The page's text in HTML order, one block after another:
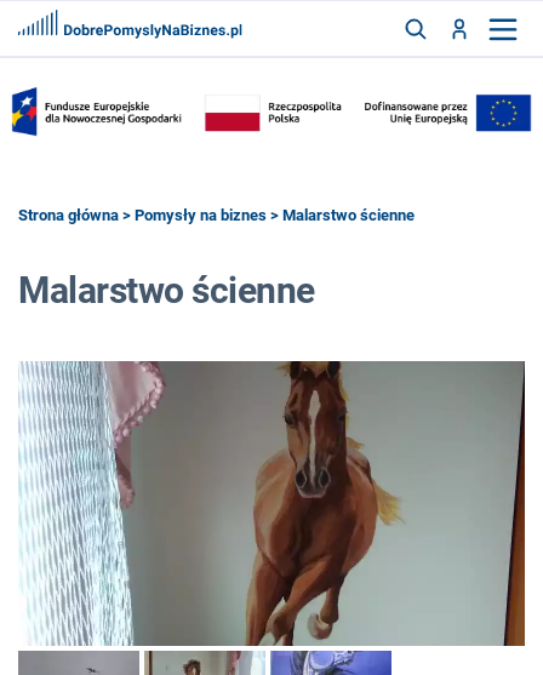
ZALOGUJ
ZAREJESTRUJ
FRANCZYZY
Strona główna > Pomysły na biznes > Malarstwo ścienne
Malarstwo ścienne